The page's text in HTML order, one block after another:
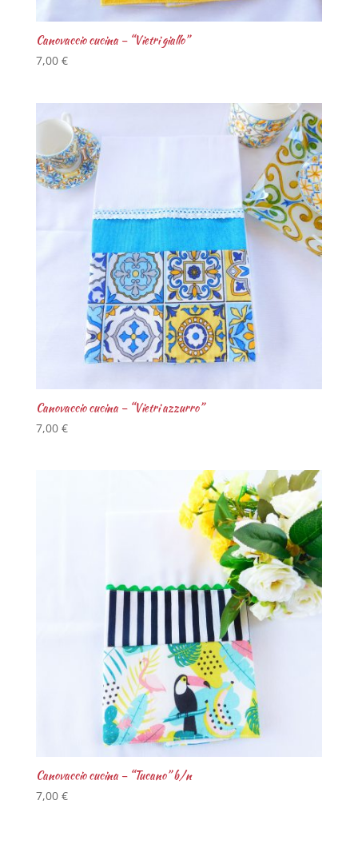
Canovaccio cucina – “Vietri giallo”
7,00 €
Canovaccio cucina – “Vietri azzurro”
7,00 €
Canovaccio cucina – “Tucano” b/n
7,00 €